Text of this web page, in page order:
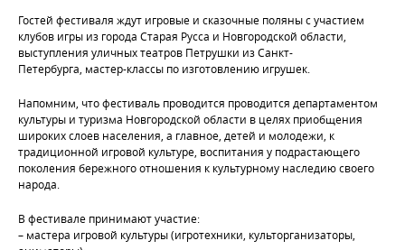
Гостей фестиваля ждут игровые и сказочные поляны с участием
клубов игры из города Старая Русса и Новгородской области,
выступления уличных театров Петрушки из Санкт-
Петербурга, мастер-классы по изготовлению игрушек.
Напомним, что фестиваль проводится проводится департаментом
культуры и туризма Новгородской области в целях приобщения
широких слоев населения, а главное, детей и молодежи, к
традиционной игровой культуре, воспитания у подрастающего
поколения бережного отношения к культурному наследию своего
народа.
В фестивале принимают участие:
– мастера игровой культуры (игротехники, культорганизаторы,